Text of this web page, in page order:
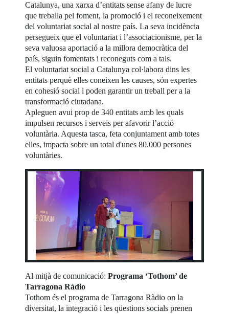
Catalunya, una xarxa d’entitats sense afany de lucre
que treballa pel foment, la promoció i el reconeixement
del voluntariat social al nostre país. La seva incidència
persegueix que el voluntariat i l’associacionisme, per la
seva valuosa aportació a la millora democràtica del
país, siguin fomentats i reconeguts com a tals.
El voluntariat social a Catalunya col·labora dins les
entitats perquè elles coneixen les causes, són expertes
en cohesió social i poden garantir un treball per a la
transformació ciutadana.
Apleguen avui prop de 340 entitats amb les quals
impulsen recursos i serveis per afavorir l’acció
voluntària. Aquesta tasca, feta conjuntament amb totes
elles, impacta sobre un total d'unes 80.000 persones
voluntàries.
Al mitjà de comunicació:Programa ‘Tothom’ de
Tarragona Ràdio
Tothom és el programa de Tarragona Ràdio on la
diversitat, la integració i les qüestions socials prenen